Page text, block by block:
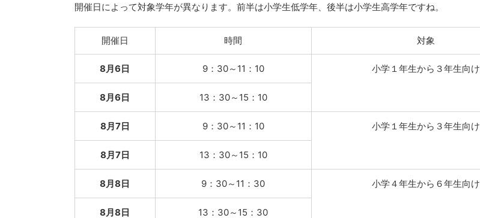
開催日によって対象学年が異なります。前半は小学生低学年、後半は小学生高学年ですね。
開催日 時間 対象
8月6日 9：30～11：10 小学１年生から３年生向け
8月6日 13：30～15：10
8月7日 9：30～11：10 小学１年生から３年生向け
8月7日 13：30～15：10
8月8日 9：30～11：30 小学４年生から６年生向け
8月8日 13：30～15：30